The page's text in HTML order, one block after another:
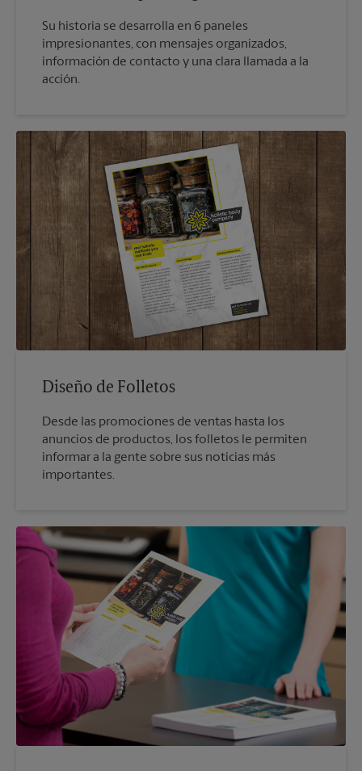
Su historia se desarrolla en 6 paneles
impresionantes, con mensajes organizados,
información de contacto y una clara llamada a la
acción.
Diseño de Folletos
Desde las promociones de ventas hasta los
anuncios de productos, los folletos le permiten
informar a la gente sobre sus noticias más
importantes.